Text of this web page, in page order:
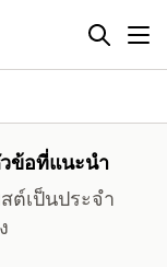
ข้อที่แนะนำ
ต์เป็นประจำ